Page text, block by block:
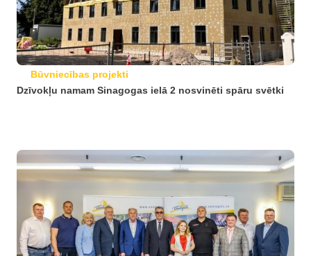
Būvniecības projekti
Dzīvokļu namam Sinagogas ielā 2 nosvinēti spāru svētki